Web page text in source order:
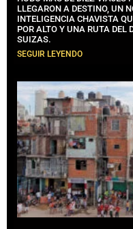
LLEGARON A DESTINO, UN
INTELIGENCIA CHAVISTA
POR ALTO Y UNA RUTA DEL
SUIZAS.
SEGUIR LEYENDO